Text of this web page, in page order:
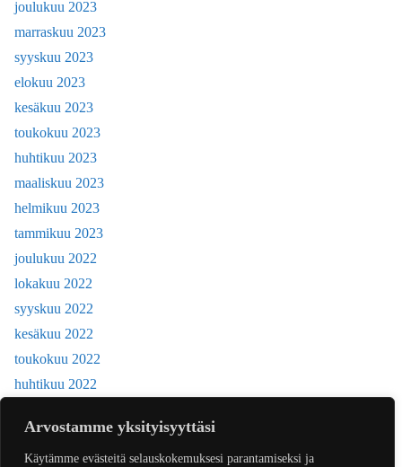
Arvostamme yksityisyyttäsi
Käytämme evästeitä selauskokemuksesi parantamiseksi ja
joulukuu 2023
marraskuu 2023
syyskuu 2023
elokuu 2023
kesäkuu 2023
toukokuu 2023
huhtikuu 2023
maaliskuu 2023
helmikuu 2023
tammikuu 2023
joulukuu 2022
lokakuu 2022
syyskuu 2022
kesäkuu 2022
toukokuu 2022
huhtikuu 2022